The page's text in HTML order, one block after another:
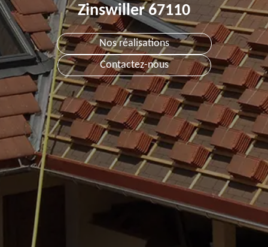
Zinswiller 67110
Nos réalisations
Contactez-nous